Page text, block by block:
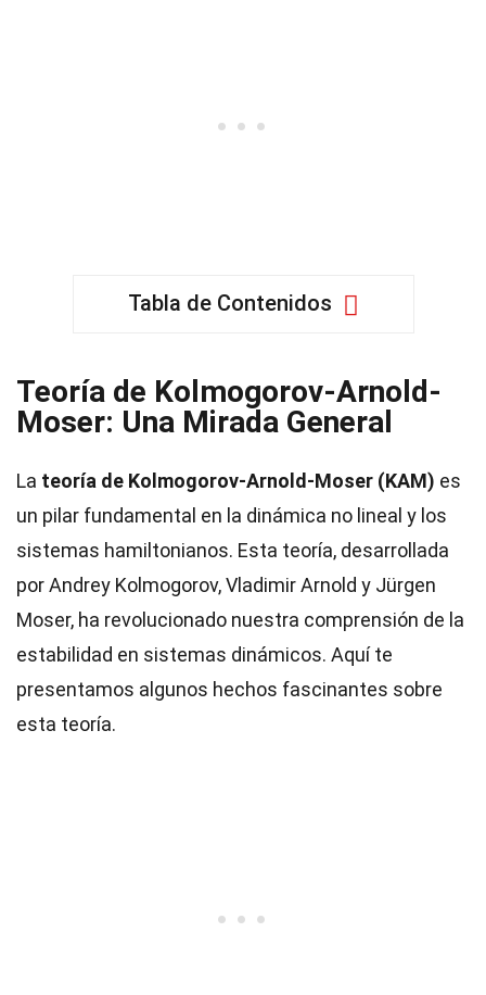
Tabla de Contenidos
Teoría de Kolmogorov-Arnold-
Moser: Una Mirada General
La teoría de Kolmogorov-Arnold-Moser (KAM) es
un pilar fundamental en la dinámica no lineal y los
sistemas hamiltonianos. Esta teoría, desarrollada
por Andrey Kolmogorov, Vladimir Arnold y Jürgen
Moser, ha revolucionado nuestra comprensión de la
estabilidad en sistemas dinámicos. Aquí te
presentamos algunos hechos fascinantes sobre
esta teoría.